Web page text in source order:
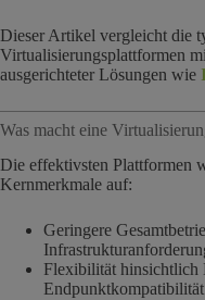
Dieser Artikel vergleicht die
Virtualisierungsplattformen
ausgerichteter Lösungen wie
Was macht eine
Die effektivsten Plattformen
Kernmerkmale auf:
Geringere
Flexibilität hinsichtlich